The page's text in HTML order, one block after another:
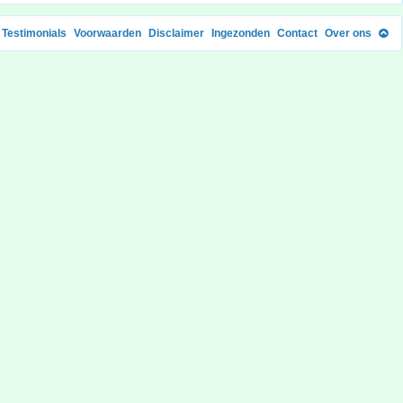
Testimonials Voorwaarden Disclaimer Ingezonden Contact Over ons